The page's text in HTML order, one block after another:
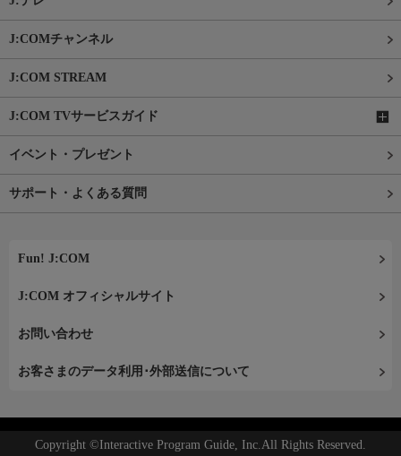
J:COMチャンネル
J:COM STREAM
J:COM TVサービスガイド
イベント・プレゼント
サポート・よくある質問
Fun! J:COM
J:COM オフィシャルサイト
お問い合わせ
お客さまのデータ利用･外部送信について
Copyright ©Interactive Program Guide, Inc.All Rights Reserved.